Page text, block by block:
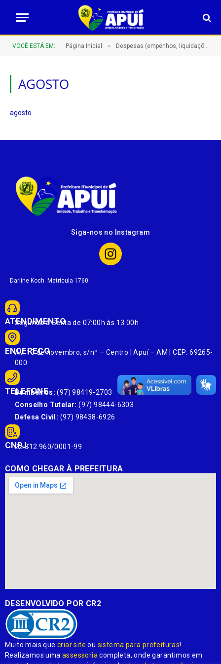
VOCÊ ESTÁ EM: Página Inicial » Despesas (empenhos, liquidações e pagamentos)
AGOSTO
agosto
Siga-nos no Instagram
Darline Koch. Matrícula 1760
ATENDIMENTO
Segunda à Sexta de 07:00h às 13:00h
ENDEREÇO
Av. 13 de novembro, s/nº – Centro | Apuí – AM | CEP: 69265-
000
TELEFONE
Bombeiros: (97) 98419-2703
Conselho Tutelar: (97) 98444-6303
Defesa Civil: (97) 98438-6926
CNPJ:
22.812.960/0001-99
COMO CHEGAR À PREFEITURA
DESENVOLVIDO POR CR2
Muito mais quecriar site ou sistema para prefeituras!
Realizamos umaassessoria completa, onde garantimos em